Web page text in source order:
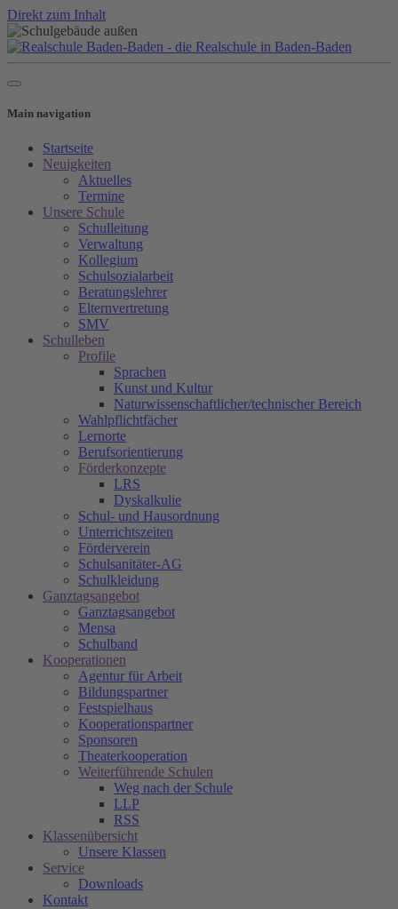
Direkt zum Inhalt
Main navigation
Startseite
Neuigkeiten
Aktuelles
Termine
Unsere Schule
Schulleitung
Verwaltung
Kollegium
Schulsozialarbeit
Beratungslehrer
Elternvertretung
SMV
Schulleben
Profile
Sprachen
Kunst und Kultur
Naturwissenschaftlicher/technischer Bereich
Wahlpflichtfächer
Lernorte
Berufsorientierung
Förderkonzepte
LRS
Dyskalkulie
Schul- und Hausordnung
Unterrichtszeiten
Förderverein
Schulsanitäter-AG
Schulkleidung
Ganztagsangebot
Ganztagsangebot
Mensa
Schulband
Kooperationen
Agentur für Arbeit
Bildungspartner
Festspielhaus
Kooperationspartner
Sponsoren
Theaterkooperation
Weiterführende Schulen
Weg nach der Schule
LLP
RSS
Klassenübersicht
Unsere Klassen
Service
Downloads
Kontakt